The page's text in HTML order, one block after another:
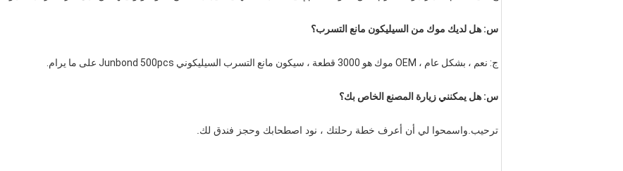
س: هل لديك موك من السيليكون مانع التسرب؟
ج: نعم ، بشكل عام ، OEM موك هو 3000 قطعة ، سيكون مانع التسرب السيليكوني Junbond 500pcs على ما يرام.
س: هل يمكنني زيارة المصنع الخاص بك؟
ترحيب.واسمحوا لي أن أعرف خطة رحلتك ، نود اصطحابك وحجز فندق لك.